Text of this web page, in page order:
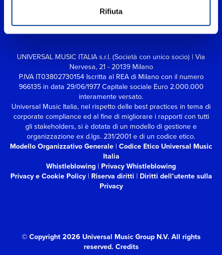
Rifiuta
UNIVERSAL MUSIC ITALIA s.r.l. (Società con unico socio) | Via
Nervesa, 21 - 20139 Milano
P.IVA IT03802730154 Iscritta al REA di Milano con il numero
966135 in data 29/06/1977Capitale sociale Euro 2.000.000
interamente versato.
Universal Music Italia, nel rispetto delle best practices in tema di
corporate compliance ed al fine di migliorare i rapporti con tutti
gli stakeholders,si è dotata di un modello di gestione e
organizzazione ex d.lgs. 231/2001 e di un codice etico.
Modello Organizzativo Generale | Codice Etico Universal Music
Italia
Whistleblowing | Privacy Whistleblowing
Privacy e Cookie Policy| Riserva diritti | Diritti dell’utente sulla
Privacy
© Copyright 2026 Universal Music Group N.V. All rights
reserved. Credits